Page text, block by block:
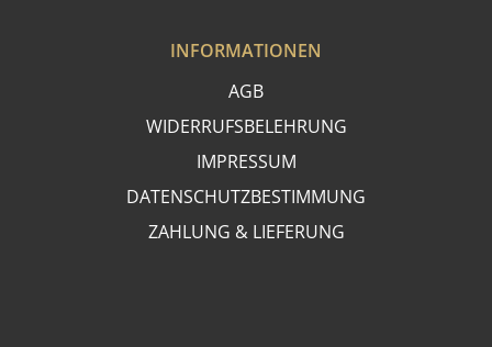
INFORMATIONEN
AGB
WIDERRUFSBELEHRUNG
IMPRESSUM
DATENSCHUTZBESTIMMUNG
ZAHLUNG & LIEFERUNG